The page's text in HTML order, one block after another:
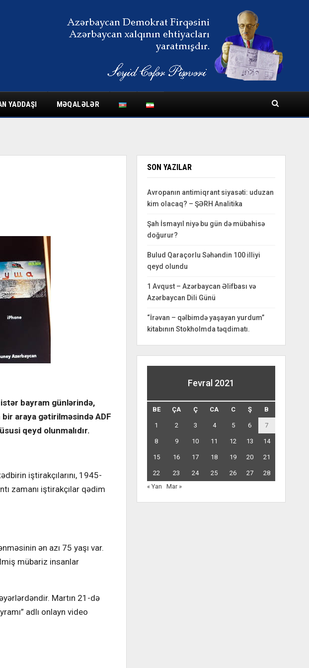
YADDAŞI MƏQALƏLƏR
bayram günlərində,
araya gətirilməsində ADF
qeyd olunmalıdır.
iştirakçılarını, 1945-
zamanı iştirakçılar qədim
ən azı 75 yaşı var.
mübariz insanlar
Martın 21-də
adlı onlayn video
SON YAZILAR
Avropanın antimiqrant siyasəti: uduzan
kim olacaq? – ŞƏRH Analitika
Şah İsmayıl niyə bu gün də mübahisə
doğurur?
Bulud Qaraçorlu Səhəndin 100 illiyi
qeyd olundu
1 Avqust – Azərbaycan Əlifbası və
Azərbaycan Dili Günü
“İrəvan – qəlbimdə yaşayan yurdum”
kitabının Stokholmda təqdimatı.
Fevral 2021
BE ÇA Ç CA C Ş B
1 2 3 4 5 6 7
8 9 10 11 12 13 14
15 16 17 18 19 20 21
22 23 24 25 26 27
28
« Yan
Mar »